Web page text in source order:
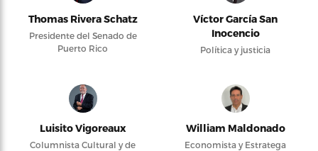
Thomas Rivera Schatz
Presidente del Senado de
Puerto Rico
Víctor García San
Inocencio
Política y justicia
Luisito Vigoreaux
Columnista Cultural y de
William Maldonado
Economista y Estratega